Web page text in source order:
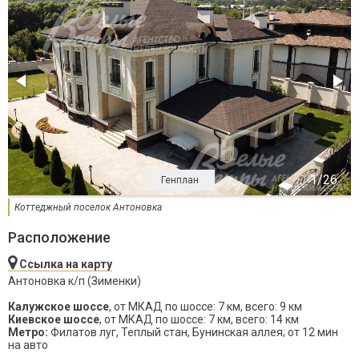
Генплан
Коттеджный поселок Антоновка
Расположение
Ссылка на карту
Антоновка к/п (Зименки)
Калужское шоссе, от МКАД по шоссе: 7 км, всего: 9 км
Киевское шоссе, от МКАД по шоссе: 7 км, всего: 14 км
Метро: Филатов луг, Теплый стан, Бунинская аллея; от 12 мин
на авто